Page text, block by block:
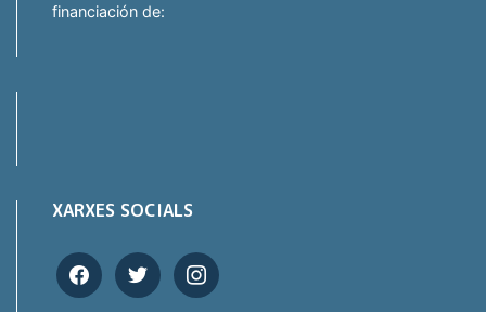
financiación de:
XARXES SOCIALS
facebooktwitter instagram